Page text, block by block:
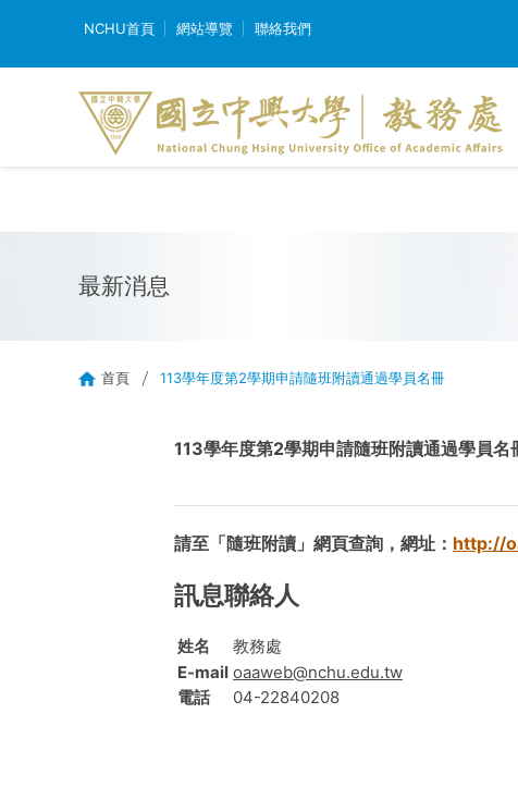
NCHU首頁 網站導覽 聯絡我們
最新消息
首頁 113學年度第2學期申請隨班附讀通過學員名冊
113學年度第2學期申請隨班附讀通過學員名
請至「隨班附讀」網頁查詢，網址： http://
訊息聯絡人
姓名
教務處
E-mail oaaweb@nchu.edu.tw
電話
04-22840208